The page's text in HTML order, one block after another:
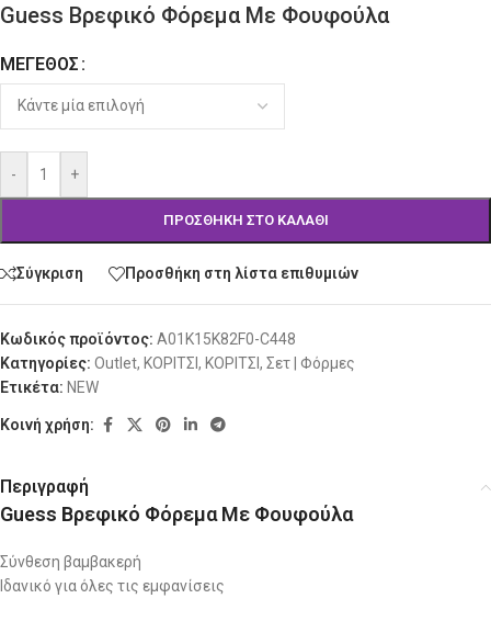
Guess Βρεφικό Φόρεμα Με Φουφούλα
ΜΈΓΕΘΟΣ
- +
ΠΡΟΣΘΉΚΗ ΣΤΟ ΚΑΛΆΘΙ
Alternative:
Σύγκριση Προσθήκη στη λίστα επιθυμιών
Κωδικός προϊόντος: A01K15K82F0-C448
Κατηγορίες: Outlet, ΚΟΡΙΤΣΙ , ΚΟΡΙΤΣΙ , Σετ | Φόρμες
Ετικέτα: NEW
Κοινή χρήση:
Περιγραφή
Guess Βρεφικό Φόρεμα Με Φουφούλα
Σύνθεση βαμβακερή
Ιδανικό για όλες τις εμφανίσεις